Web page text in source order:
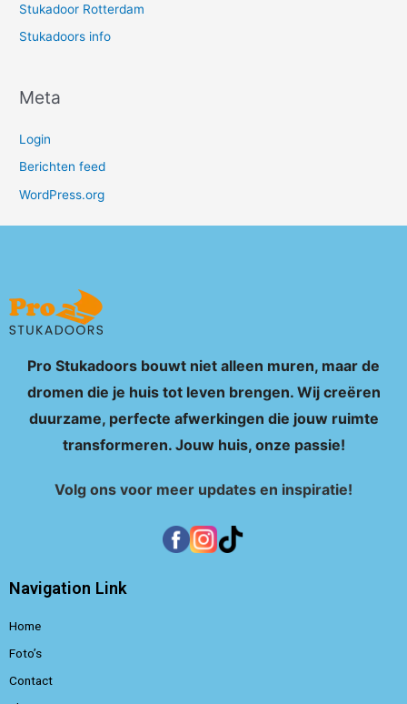
Stukadoor Rotterdam
Stukadoors info
Meta
Login
Berichten feed
WordPress.org
Pro Stukadoors bouwt niet alleen muren, maar de
dromen die je huis tot leven brengen. Wij creëren
duurzame, perfecte afwerkingen die jouw ruimte
transformeren. Jouw huis, onze passie!
Volg ons voor meer updates en inspiratie!
Navigation Link
Home
Foto’s
Contact